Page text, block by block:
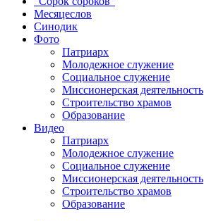
Месяцеслов
Синодик
Фото
Патриарх
Молодежное служение
Социальное служение
Миссионерская деятельность
Строительство храмов
Образование
Видео
Патриарх
Молодежное служение
Социальное служение
Миссионерская деятельность
Строительство храмов
Образование